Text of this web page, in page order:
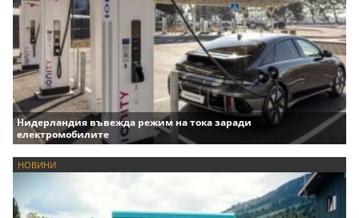
Нидерландия въвежда режим на тока заради
електромобилите
НОВИНИ